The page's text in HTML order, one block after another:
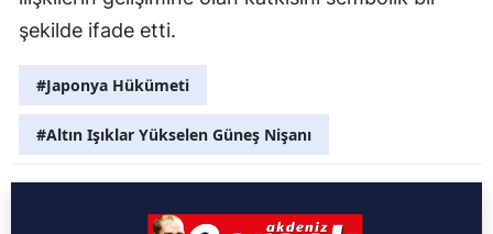
şekilde ifade etti.
#Japonya Hükümeti
#Altın Işıklar Yükselen Güneş Nişanı